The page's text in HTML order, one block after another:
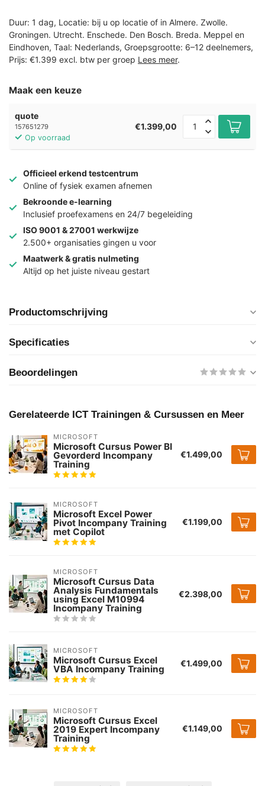
Duur: 1 dag, Locatie: bij u op locatie of in Almere. Zwolle.
Groningen. Utrecht. Enschede. Den Bosch. Breda. Meppel en
Eindhoven, Taal: Nederlands, Groepsgrootte: 6–12 deelnemers,
Prijs: €1.399 excl. btw per groep Lees meer.
Maak een keuze
quote
157651279
Op voorraad
€1.399,00
Officieel erkend testcentrum
Online of fysiek examen afnemen
Bekroonde e-learning
Inclusief proefexamens en 24/7 begeleiding
ISO 9001 & 27001 werkwijze
2.500+ organisaties gingen u voor
Maatwerk & gratis nulmeting
Altijd op het juiste niveau gestart
Productomschrijving
Specificaties
Beoordelingen
Gerelateerde ICT Trainingen & Cursussen en Meer
MICROSOFT
Microsoft Cursus Power BI
Gevorderd Incompany
Training
€1.499,00
MICROSOFT
Microsoft Excel Power
Pivot Incompany Training
met Copilot
€1.199,00
MICROSOFT
Microsoft Cursus Data
Analysis Fundamentals
using Excel M10994
Incompany Training
€2.398,00
MICROSOFT
Microsoft Cursus Excel
VBA Incompany Training €1.499,00
MICROSOFT
Microsoft Cursus Excel
2019 Expert Incompany
Training
€1.149,00